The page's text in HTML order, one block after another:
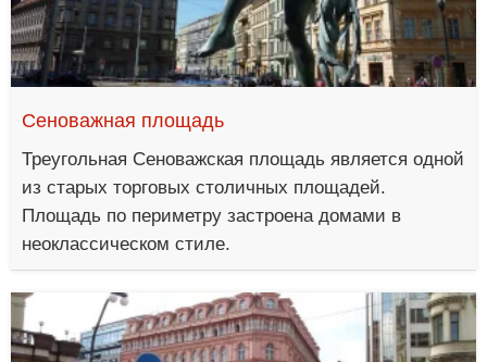
Сеноважная площадь
Треугольная Сеноважская площадь является одной
из старых торговых столичных площадей.
Площадь по периметру застроена домами в
неоклассическом стиле.